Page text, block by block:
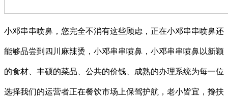
小邓串串喷鼻，您完全不消有这些顾虑，正在小邓串串喷鼻还
能够品尝到四川麻辣烫，小邓串串喷鼻，小邓串串喷鼻以新颖
的食材、丰硕的菜品、公共的价钱、成熟的办理系统为每一位
选择我们的运营者正在餐饮市场上保驾护航，老小皆宜，搀扶